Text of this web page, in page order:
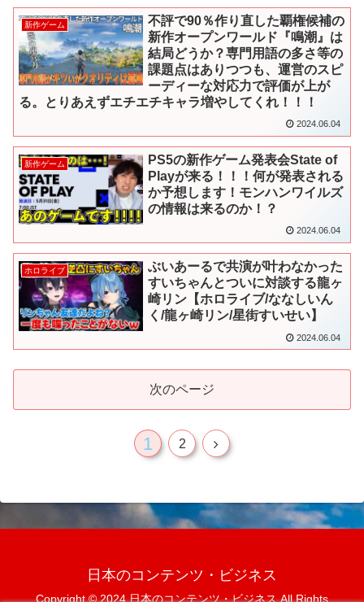
新作ゲーム
不評で90％作り直した覇権候補の
新作オープンワールド『鳴潮』は
結局どうか？専門用語の多さ等の
課題点はありつつも、運営のスピ
ーディーな対応力で評価が上が
る。とりあえずエチエチキャラ増やしてくれ！！！
2024.06.04
新作ゲーム
PS5の新作ゲーム発表会State of
Playが来る！！！何が発表される
か予想します！モンハンワイルズ
の情報は来るのか！？
2024.06.04
ホロライブ
ぶいあーるで共演が叶わなかった
すいちゃんとついに対談する龍ヶ
崎リン【ホロライブ/ななしいん
く/龍ヶ崎リン/星街すいせい】
2024.06.04
次のページ
1 2
次
日本のコンテンツ・ビジネス
Copyright © 2024 日本のコンテンツ・ビジネス All Rights